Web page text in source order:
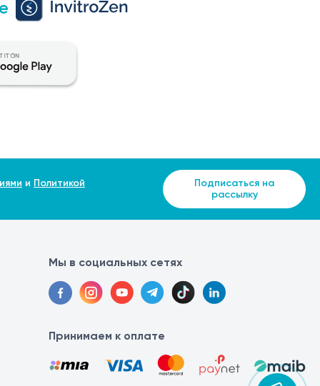
мер.
Каждая стопа устанавливается на
или работает из защищённой кабины, после чего
формате.
и Политикой
Подписаться на
рассылку
Мы в социальных сетях
Принимаем к оплате